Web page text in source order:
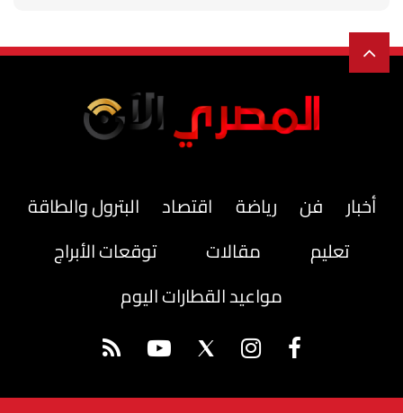
أخبار فن رياضة اقتصاد
البترول والطاقة
تعليم
مقالات
توقعات الأبراج
مواعيد القطارات اليوم